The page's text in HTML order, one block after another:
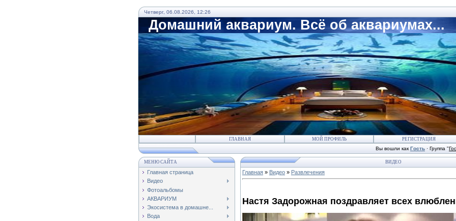
Четверг, 06.08.2026, 12:26
Домашний аквариум. Всё об аквариумах...
ГЛАВНАЯ МОЙ ПРОФИЛЬ РЕГИСТРАЦИЯ
Вы вошли как Гость · Группа "
МЕНЮ САЙТА
Главная страница
Видео
Фотоальбомы
АКВАРИУМ
Экосистема в домашне...
Вода
ВИДЕО
Главная » Видео » Развлечения
Настя Задорожная поздравляет всех